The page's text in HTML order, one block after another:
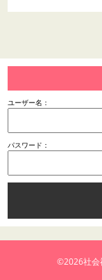
ユーザー名：
パスワード：
©2026社会